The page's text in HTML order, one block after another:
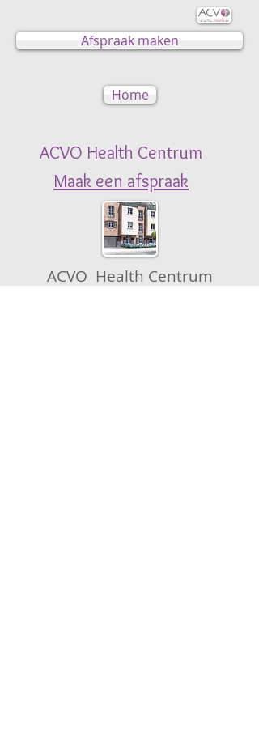
Afspraak maken
Home
ACVO Health Centrum
Maak een afspraak
ACVO Health Centrum